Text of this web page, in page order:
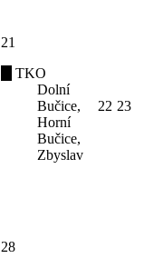
21
TKO
Dolní
Bučice,
Horní
Bučice,
Zbyslav
22 23
28